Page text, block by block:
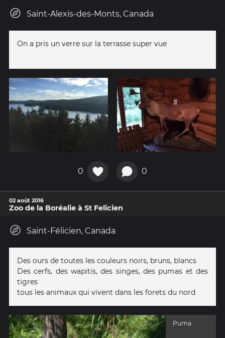
Saint-Alexis-des-Monts, Canada
On a pris un verre sur la terrasse super vue
0 0
02 août 2016
Zoo de la Boréalie à St Felicien
Saint-Félicien, Canada
Des ours de toutes les couleurs noirs, bruns, blancs
Des cerfs, des wapitis, des singes, des pumas et des
tigres
tous les animaux qui vivent dans les forets du nord
Puma